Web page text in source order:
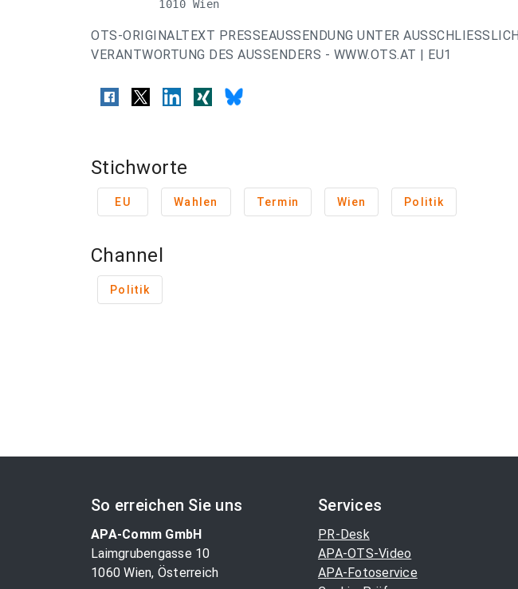
          1010 Wien
OTS-ORIGINALTEXT PRESSEAUSSENDUNG UNTER
VERANTWORTUNG DES AUSSENDERS - WWW.OTS.AT | EU1
Stichworte
EU Wahlen Termin Wien Politik
Channel
Politik
So erreichen Sie uns
APA-Comm GmbH
Laimgrubengasse 10
1060 Wien, Österreich
Services
PR-Desk
APA-OTS-Video
APA-Fotoservice